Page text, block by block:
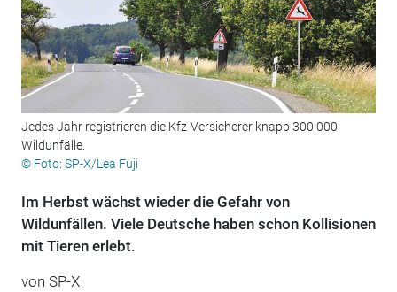
Jedes Jahr registrieren die Kfz-Versicherer knapp 300.000
Wildunfälle.
© Foto: SP-X/Lea Fuji
Im Herbst wächst wieder die Gefahr von
Wildunfällen. Viele Deutsche haben schon Kollisionen
mit Tieren erlebt.
von SP-X